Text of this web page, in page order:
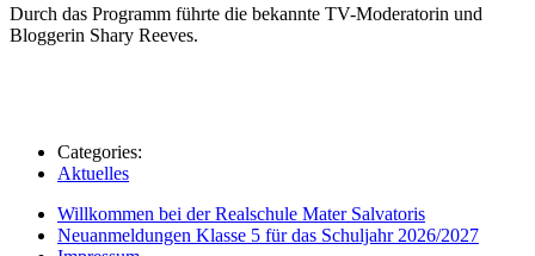
Durch das Programm führte die bekannte TV-Moderatorin und
Bloggerin Shary Reeves.
Categories:
Aktuelles
Willkommen bei der Realschule Mater Salvatoris
Neuanmeldungen Klasse 5 für das Schuljahr 2026/2027